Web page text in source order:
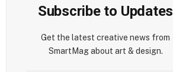
Subscribe to Updates
Get the latest creative news from
SmartMag about art & design.